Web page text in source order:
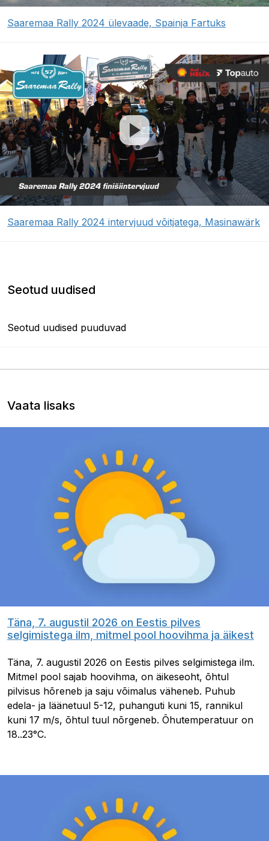
Saaremaa Rally 2024 ülevaade, Spainja Fartuks
Saaremaa Rally 2024 intervjuud võitjatega, Masinawärk
Seotud uudised
Seotud uudised puuduvad
Vaata lisaks
Täna, 7. augustil 2026 on Eestis pilves
selgimistega ilm, mitmel pool hoovihma ja äikest
Täna, 7. augustil 2026 on Eestis pilves selgimistega ilm.
Mitmel pool sajab hoovihma, on äikeseoht, õhtul
pilvisus hõreneb ja saju võimalus väheneb. Puhub
edela- ja läänetuul 5-12, puhanguti kuni 15, rannikul
kuni 17 m/s, õhtul tuul nõrgeneb. Õhutemperatuur on
18..23°C.